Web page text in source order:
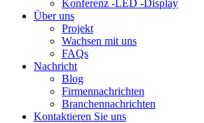
Konferenz -LED -Display
Über uns
Projekt
Wachsen mit uns
FAQs
Nachricht
Blog
Firmennachrichten
Branchennachrichten
Kontaktieren Sie uns